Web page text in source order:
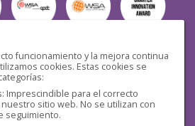
funcionamiento y la mejora continua
cookies. Estas cookies se
Imprescindible para el correcto
sitio web. No se utilizan con
seguimiento.
Seguridad